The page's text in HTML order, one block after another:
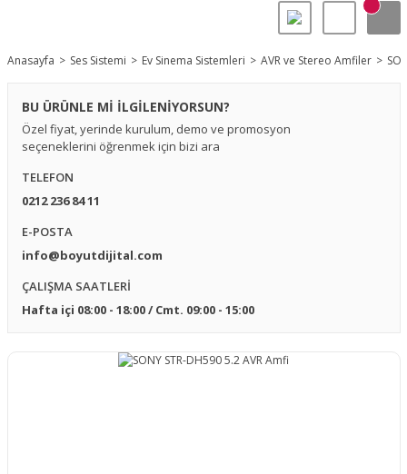
Anasayfa Ses Sistemi Ev Sinema Sistemleri AVR ve Stereo Amfiler
BU ÜRÜNLE Mİ İLGİLENİYORSUN?
Özel fiyat, yerinde kurulum, demo ve promosyon
seçeneklerini öğrenmek için bizi ara
TELEFON
0212 236 84 11
E-POSTA
info@boyutdijital.com
ÇALIŞMA SAATLERİ
Hafta içi 08:00 - 18:00 / Cmt. 09:00 - 15:00